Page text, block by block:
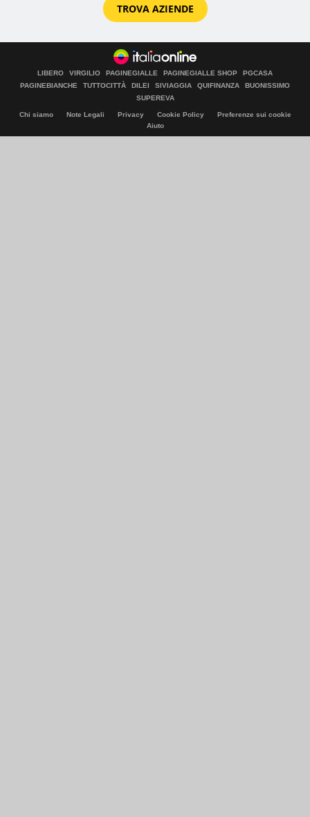
TROVA AZIENDE
LIBERO VIRGILIO PAGINEGIALLE PAGINEGIALLE SHOP
PGCASA
PAGINEBIANCHE
TUTTOCITTÀ DILEI SIVIAGGIA QUIFINANZA
BUONISSIMO
SUPEREVA
Chi siamo Note Legali Privacy Cookie Policy
Preferenze sui cookie
Aiuto